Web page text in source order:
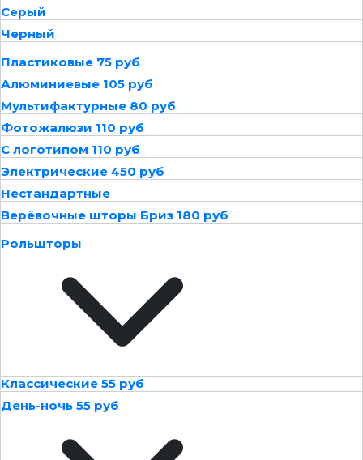
Серый
Черный
Пластиковые 75 руб
Алюминиевые 105 руб
Мультифактурные 80 руб
Фотожалюзи 110 руб
С логотипом 110 руб
Электрические 450 руб
Нестандартные
Верёвочные шторы Бриз 180 руб
Рольшторы
Классические 55 руб
День-ночь 55 руб